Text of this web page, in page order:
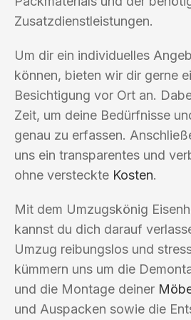
Zusatzdienstleistungen.
Um dir ein individuelles
können, bieten wir dir gerne
Besichtigung vor Ort an.
Zeit, um deine Bedürfnisse
genau zu erfassen.
uns ein transparentes und
ohne versteckte Kosten.
Mit dem Umzugskönig
kannst du dich darauf
Umzug reibungslos und
kümmern uns um die
und die Montage deiner
und Auspacken sowie die